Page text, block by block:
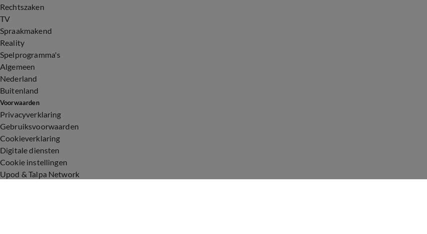
Rechtszaken
TV
Spraakmakend
Reality
Spelprogramma's
Algemeen
Nederland
Buitenland
Voorwaarden
Privacyverklaring
Gebruiksvoorwaarden
Cookieverklaring
Digitale diensten
Cookie instellingen
Upod & Talpa Network